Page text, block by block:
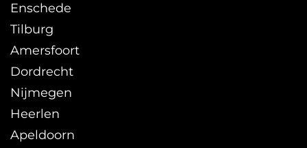
Enschede
Tilburg
Amersfoort
Dordrecht
Nijmegen
Heerlen
Apeldoorn